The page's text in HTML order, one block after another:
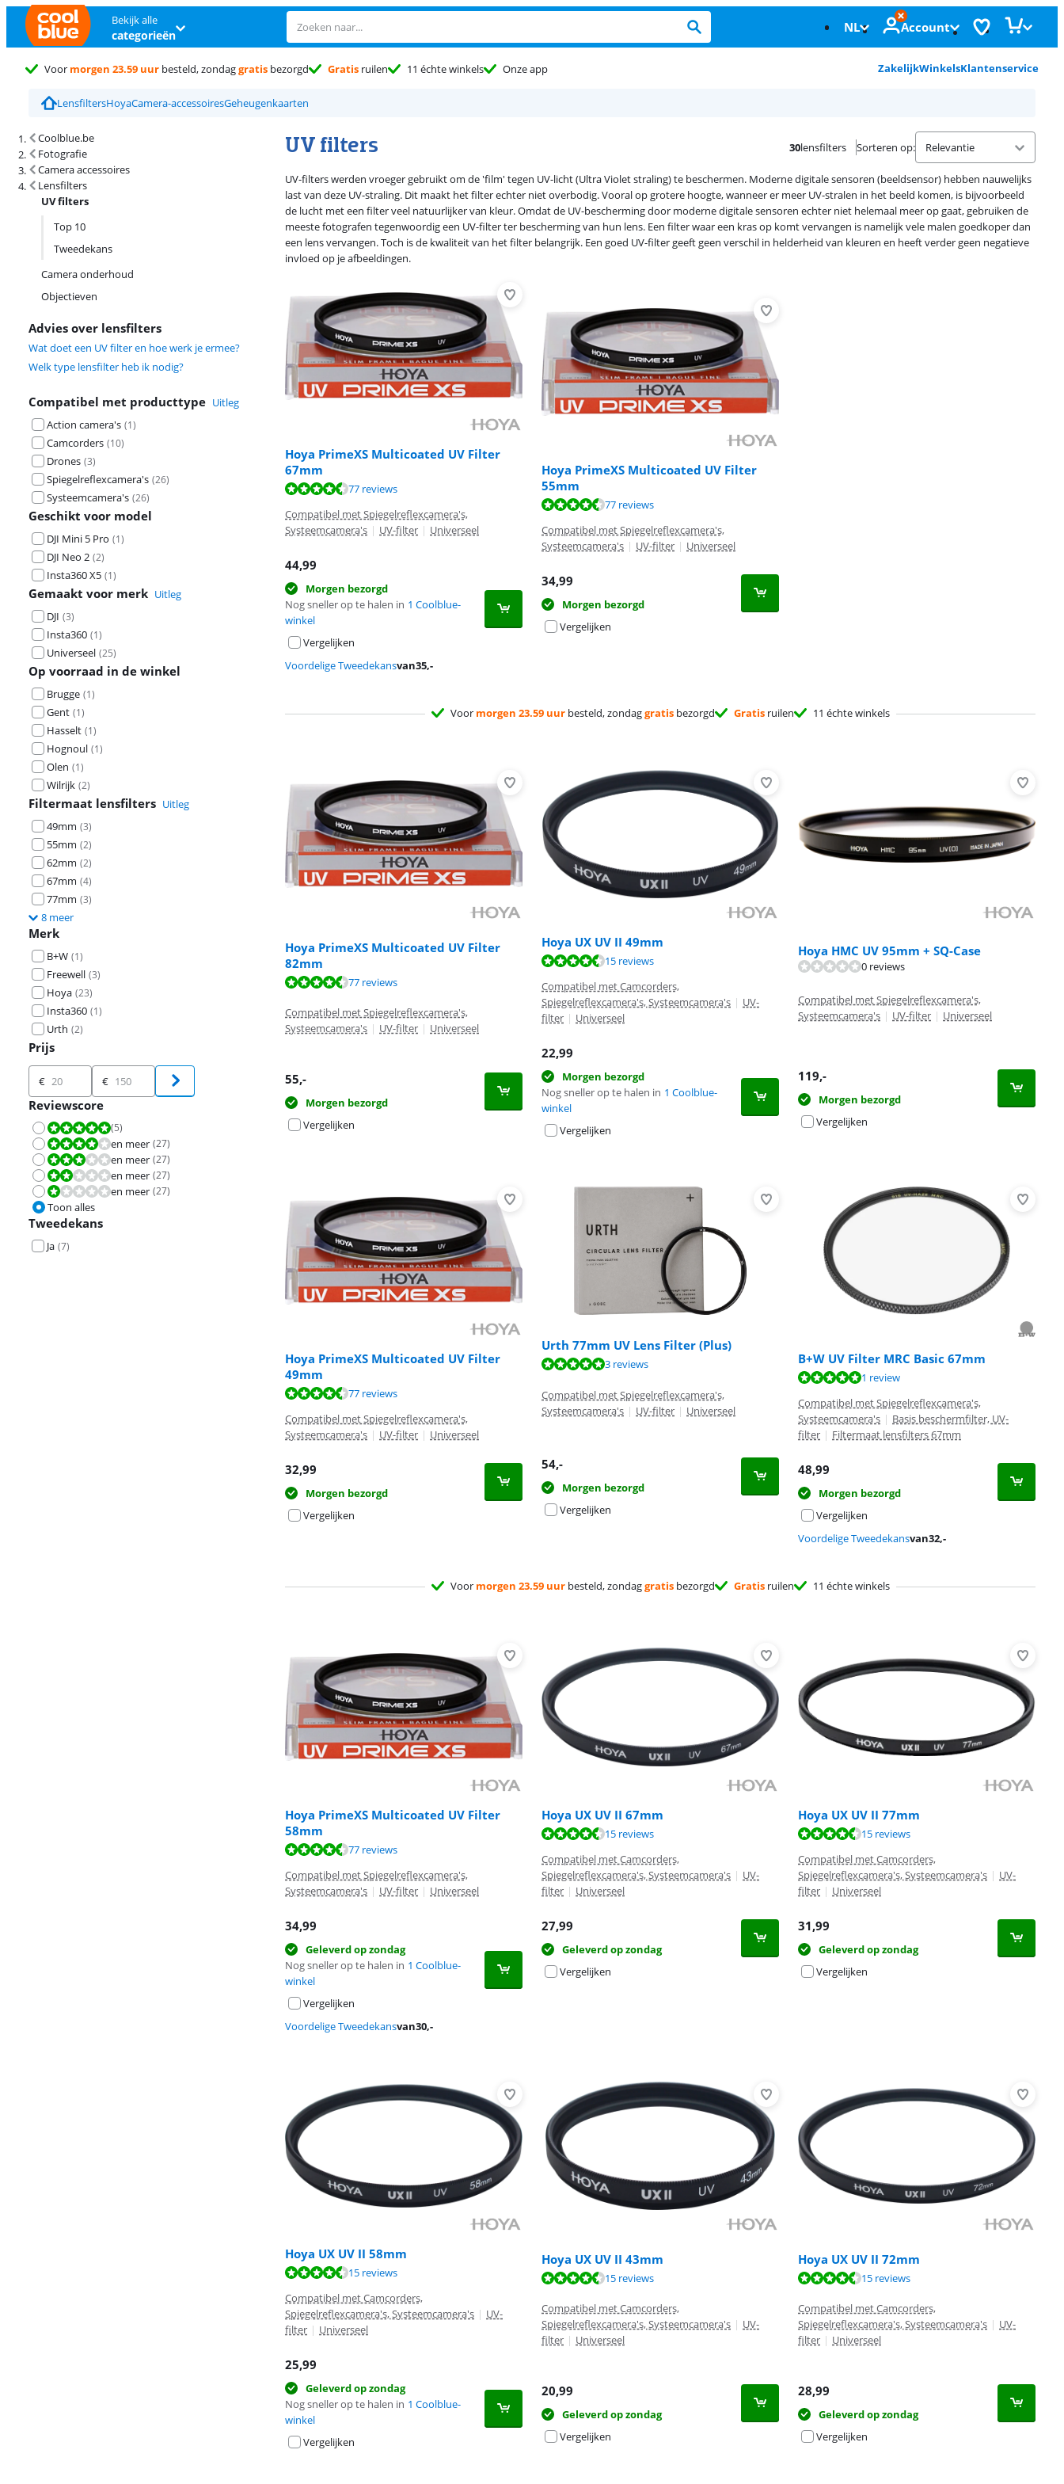
Bekijk alle
categorieën NL Account
Voor morgen 23.59 uur besteld, zondaggratis bezorgd Gratis ruilen 11 échte winkels Onze app ZakelijkWinkelsKlantenservice
LensfiltersHoyaCamera-accessoiresGeheugenkaarten
Coolblue.be
Fotografie
Camera accessoires
Lensfilters
UV filters
Top 10
Tweedekans
Camera onderhoud
Objectieven
Advies over lensfilters
Wat doet een UV filter en hoe werk je ermee?
Welk type lensfilter heb ik nodig?
Compatibel met producttype Uitleg
Action camera's (1)
Camcorders (10)
Drones (3)
Spiegelreflexcamera's (26)
Systeemcamera's (26)
Geschikt voor model
DJI Mini 5 Pro (1)
DJI Neo 2 (2)
Insta360 X5 (1)
Gemaakt voor merk Uitleg
DJI (3)
Insta360 (1)
Universeel (25)
Op voorraad in de winkel
Brugge (1)
Gent (1)
Hasselt (1)
Hognoul (1)
Olen (1)
Wilrijk (2)
Filtermaat lensfilters Uitleg
49mm (3)
55mm (2)
62mm (2)
67mm (4)
77mm (3)
8 meer
Merk
B+W (1)
Freewell (3)
Hoya (23)
Insta360 (1)
Urth (2)
Prijs
Prijs
€ €
Reviewscore
Beoordeling is 10 van de 10.
(5)
Beoordeling is 8,0 van de 10.
en meer (27)
Beoordeling is 6,0 van de 10.
en meer (27)
Beoordeling is 4,0 van de 10.
en meer (27)
Beoordeling is 2,0 van de 10.
en meer (27)
Toon alles
Tweedekans
Ja (7)
UV filters
Zoekresultaten en sortering
30lensfilters Sorteren op:
UV-filters werden vroeger gebruikt om de 'film' tegen UV-licht (Ultra Violet straling) te beschermen. Moderne digitale sensoren (beeldsensor) hebben nauwelijks
last van deze UV-straling. Dit maakt het filter echter niet overbodig. Vooral op grotere hoogte, wanneer er meer UV-stralen in het beeld komen, is bijvoorbeeld
de lucht met een filter veel natuurlijker van kleur. Omdat de UV-bescherming door moderne digitale sensoren echter niet helemaal meer op gaat, gebruiken de
meeste fotografen tegenwoordig een UV-filter ter bescherming van hun lens. Een filter waar een kras op komt vervangen is namelijk vele malen goedkoper dan
een lens vervangen. Toch is de kwaliteit van het filter belangrijk. Een goed UV-filter geeft geen verschil in helderheid van kleuren en heeft verder geen negatieve
invloed op je afbeeldingen.
Hoya PrimeXS Multicoated UV Filter
67mm
Beoordeling is 9,4 van de 10, gebaseerd op 77 reviews.
77 reviews
Compatibel met Spiegelreflexcamera's,
Systeemcamera's | UV-filter | Universeel
44,99
Morgen bezorgd
Nog sneller op te halen in 1 Coolblue-
winkel
Vergelijken
Voordelige Tweedekansvan35,-
Hoya PrimeXS Multicoated UV Filter
55mm
77 reviews
Compatibel met Spiegelreflexcamera's,
Systeemcamera's | UV-filter | Universeel
34,99
Morgen bezorgd
Vergelijken
Voor morgen 23.59 uurbesteld, zondaggratisbezorgd Gratisruilen 11 échte winkels
Hoya PrimeXS Multicoated UV Filter
82mm
Beoordeling is 9,4 van de 10, gebaseerd op 77 reviews.
77 reviews
Compatibel met Spiegelreflexcamera's,
Systeemcamera's | UV-filter | Universeel
55,-
Morgen bezorgd
Vergelijken
Hoya UX UV II 49mm
Beoordeling is 9,1 van de 10, gebaseerd op 15 reviews.
15 reviews
Compatibel met Camcorders,
Spiegelreflexcamera's, Systeemcamera's | UV-
filter | Universeel
22,99
Morgen bezorgd
Nog sneller op te halen in 1 Coolblue-
winkel
Vergelijken
Hoya HMC UV 95mm + SQ-Case
0 reviews
Compatibel met Spiegelreflexcamera's,
Systeemcamera's | UV-filter | Universeel
119,-
Morgen bezorgd
Vergelijken
Hoya PrimeXS Multicoated UV Filter
49mm
Beoordeling is 9,4 van de 10, gebaseerd op 77 reviews.
77 reviews
Compatibel met Spiegelreflexcamera's,
Systeemcamera's | UV-filter | Universeel
32,99
Morgen bezorgd
Vergelijken
Urth 77mm UV Lens Filter (Plus)
Beoordeling is 9,6 van de 10, gebaseerd op 3 reviews. 3 reviews
Compatibel met Spiegelreflexcamera's,
Systeemcamera's | UV-filter | Universeel
54,-
Morgen bezorgd
Vergelijken
B+W UV Filter MRC Basic 67mm
Beoordeling is 10 van de 10, gebaseerd op 1 review.
1 review
Compatibel met Spiegelreflexcamera's,
Systeemcamera's | Basis beschermfilter, UV-
filter | Filtermaat lensfilters 67mm
48,99
Morgen bezorgd
Vergelijken
Voordelige Tweedekansvan32,-
Voor morgen 23.59 uurbesteld, zondaggratisbezorgd Gratisruilen 11 échte winkels
Hoya PrimeXS Multicoated UV Filter
58mm
Beoordeling is 9,4 van de 10, gebaseerd op 77 reviews.
77 reviews
Compatibel met Spiegelreflexcamera's,
Systeemcamera's | UV-filter | Universeel
34,99
Geleverd op zondag
Nog sneller op te halen in 1 Coolblue-
winkel
Vergelijken
Voordelige Tweedekansvan30,-
Hoya UX UV II 67mm
Beoordeling is 9,1 van de 10, gebaseerd op 15 reviews.
15 reviews
Compatibel met Camcorders,
Spiegelreflexcamera's, Systeemcamera's | UV-
filter | Universeel
27,99
Geleverd op zondag
Vergelijken
Hoya UX UV II 77mm
Beoordeling is 9,1 van de 10, gebaseerd op 15 reviews.
15 reviews
Compatibel met Camcorders,
Spiegelreflexcamera's, Systeemcamera's | UV-
filter | Universeel
31,99
Geleverd op zondag
Vergelijken
Hoya UX UV II 58mm
Beoordeling is 9,1 van de 10, gebaseerd op 15 reviews.
15 reviews
Compatibel met Camcorders,
Spiegelreflexcamera's, Systeemcamera's | UV-
filter | Universeel
25,99
Geleverd op zondag
Nog sneller op te halen in 1 Coolblue-
winkel
Vergelijken
Hoya UX UV II 43mm
Beoordeling is 9,1 van de 10, gebaseerd op 15 reviews. 15 reviews
Compatibel met Camcorders,
Spiegelreflexcamera's, Systeemcamera's | UV-
filter | Universeel
20,99
Geleverd op zondag
Vergelijken
Hoya UX UV II 72mm
Beoordeling is 9,1 van de 10, gebaseerd op 15 reviews. 15 reviews
Compatibel met Camcorders,
Spiegelreflexcamera's, Systeemcamera's | UV-
filter | Universeel
28,99
Geleverd op zondag
Vergelijken